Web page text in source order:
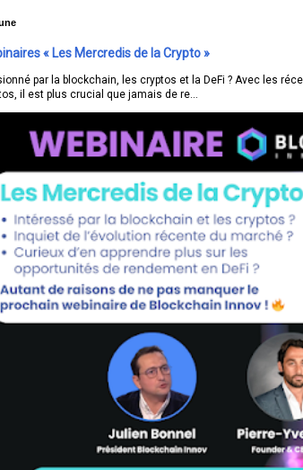
« Les Mercredis de la Crypto »
par la blockchain, les cryptos et la DeFi ? Avec les
il est plus crucial que jamais de re...